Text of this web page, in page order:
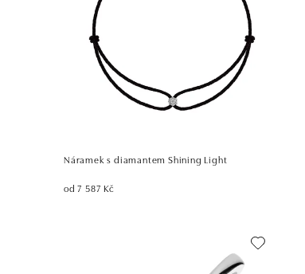
Náramek s diamantem Shining Light
od 7 587 Kč